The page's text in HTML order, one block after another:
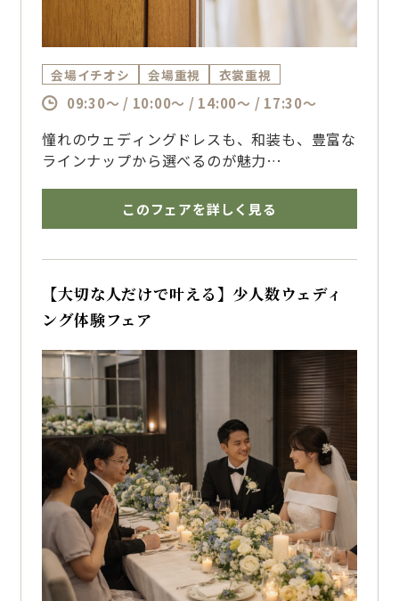
会場イチオシ 会場重視 衣裳重視
09:30～ / 10:00～ / 14:00～ / 17:30～
憧れのウェディングドレスも、和装も、豊富な
ラインナップから選べるのが魅力
の理想のコーディネートをご提案します
会場見学や試食とあわせて、結婚式当日のイメ
このフェアを詳しく見る
【大切な人だけで叶える】少人数ウェディ
ング体験フェア